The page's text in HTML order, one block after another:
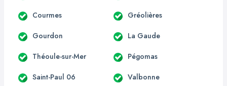
Courmes Gréolières
Gourdon La Gaude
Théoule-sur-Mer Pégomas
Saint-Paul 06 Valbonne